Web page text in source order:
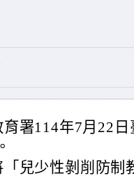
署114年7月22
兒少性剝削防制